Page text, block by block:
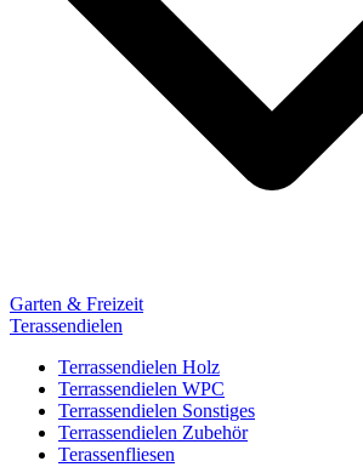
Garten & Freizeit
Terassendielen
Terrassendielen Holz
Terrassendielen WPC
Terrassendielen Sonstiges
Terrassendielen Zubehör
Terassenfliesen